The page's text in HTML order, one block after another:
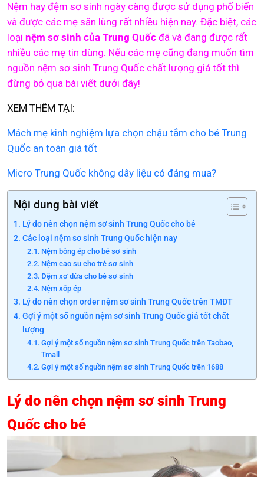
Nệm hay đệm sơ sinh ngày càng được sử dụng phổ biến
và được các mẹ săn lùng rất nhiều hiện nay. Đặc biệt, các
loại nệm sơ sinh của Trung Quốc đã và đang được rất
nhiều các mẹ tin dùng. Nếu các mẹ cũng đang muốn tìm
nguồn nệm sơ sinh Trung Quốc chất lượng giá tốt thì
đừng bỏ qua bài viết dưới đây!
XEM THÊM TẠI:
Mách mẹ kinh nghiệm lựa chọn chậu tắm cho bé Trung
Quốc an toàn giá tốt
Micro Trung Quốc không dây liệu có đáng mua?
Nội dung bài viết
Lý do nên chọn nệm sơ sinh Trung Quốc cho bé
Các loại nệm sơ sinh Trung Quốc hiện nay
Nệm bông ép cho bé sơ sinh
Nệm cao su cho trẻ sơ sinh
Đệm xơ dừa cho bé sơ sinh
Nệm xốp ép
Lý do nên chọn order nệm sơ sinh Trung Quốc trên TMĐT
Gợi ý một số nguồn nệm sơ sinh Trung Quốc giá tốt chất
lượng
Gợi ý một số nguồn nệm sơ sinh Trung Quốc trên Taobao,
Tmall
Gợi ý một số nguồn nệm sơ sinh Trung Quốc trên 1688
Lý do nên chọn nệm sơ sinh Trung
Quốc cho bé